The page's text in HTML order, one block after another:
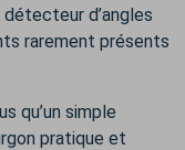
d’angles
rarement présents
qu’un simple
pratique et